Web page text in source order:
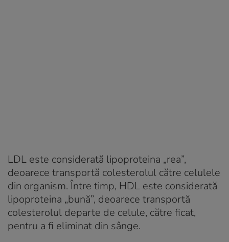
LDL este considerată lipoproteina „rea”,
deoarece transportă colesterolul către celulele
din organism. Între timp, HDL este considerată
lipoproteina „bună”, deoarece transportă
colesterolul departe de celule, către ficat,
pentru a fi eliminat din sânge.